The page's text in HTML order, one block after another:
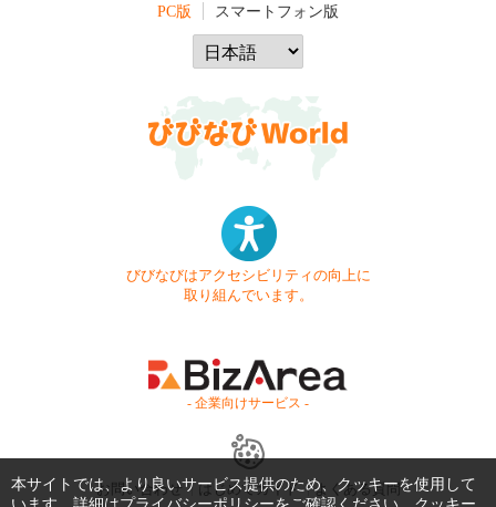
PC版 スマートフォン版
びびなびはアクセシビリティの向上に
取り組んでいます。
- 企業向けサービス -
お問い合わせ はじめてガイド よくある質問
本サイトでは、より良いサービス提供のため、クッキーを使用して